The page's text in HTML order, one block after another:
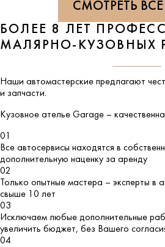
СМОТРЕТЬ
БОЛЕЕ 8 ЛЕТ
МАЛЯРНО-КУЗОВНЫХ
Наши автомастерские предлагают
и запчасти.
Кузовное ателье Garage –
01
Все автосервисы находятся в
дополнительную наценку за аренду
02
Только опытные мастера – эксперты в
свыше 10 лет
03
Исключаем любые дополнительные
увеличить бюджет, без Вашего
04